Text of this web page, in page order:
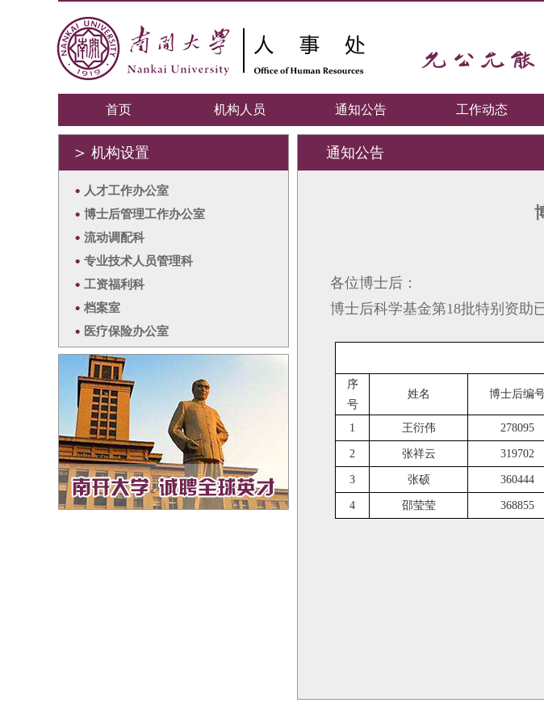
首页 机构人员 通知公告 工作动态
＞ 机构设置
• 人才工作办公室
• 博士后管理工作办公室
• 流动调配科
• 专业技术人员管理科
• 工资福利科
• 档案室
• 医疗保险办公室
通知公告
各位博士后：
博士后科学基金第18批特别资助
序
号
姓名 博士后编
1 王衍伟 278095
2 张祥云 319702
3 张硕 360444
4 邵莹莹 368855